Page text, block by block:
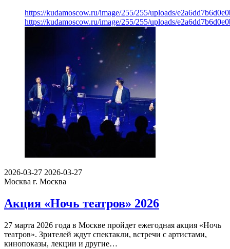
https://kudamoscow.ru/image/255/255/uploads/
https://kudamoscow.ru/image/255/255/uploads/
2026-03-27 2026-03-27
Москва г. Москва
Акция «Ночь театров» 2026
27 марта 2026 года в Москве пройдет ежегодная акция «Ночь
театров». Зрителей ждут спектакли, встречи с артистами,
кинопоказы, лекции и другие…